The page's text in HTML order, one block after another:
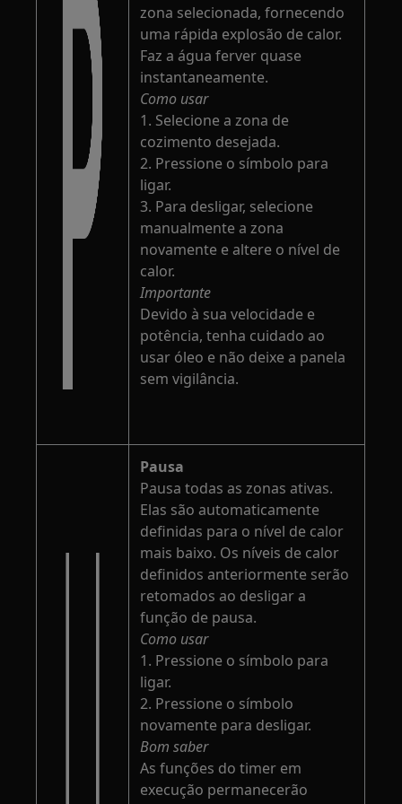
zona selecionada, fornecendo
uma rápida explosão de calor.
Faz a água ferver quase
instantaneamente.
Como usar
1. Selecione a zona de
cozimento desejada.
2. Pressione o símbolo para
ligar.
3. Para desligar, selecione
manualmente a zona
novamente e altere o nível de
calor.
Importante
Devido à sua velocidade e
potência, tenha cuidado ao
usar óleo e não deixe a panela
sem vigilância.
Pausa
Pausa todas as zonas ativas.
Elas são automaticamente
definidas para o nível de calor
mais baixo. Os níveis de calor
definidos anteriormente serão
retomados ao desligar a
função de pausa.
Como usar
1. Pressione o símbolo para
ligar.
2. Pressione o símbolo
novamente para desligar.
Bom saber
As funções do timer em
execução permanecerão